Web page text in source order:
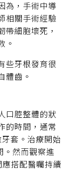
為，手術中導
相關手術經驗
細胞壞死，
。
些牙根發育很
體齒。
口腔整體的狀
的時間，通常
套。治療開始
。然而觀察進
搭配醫囑持續